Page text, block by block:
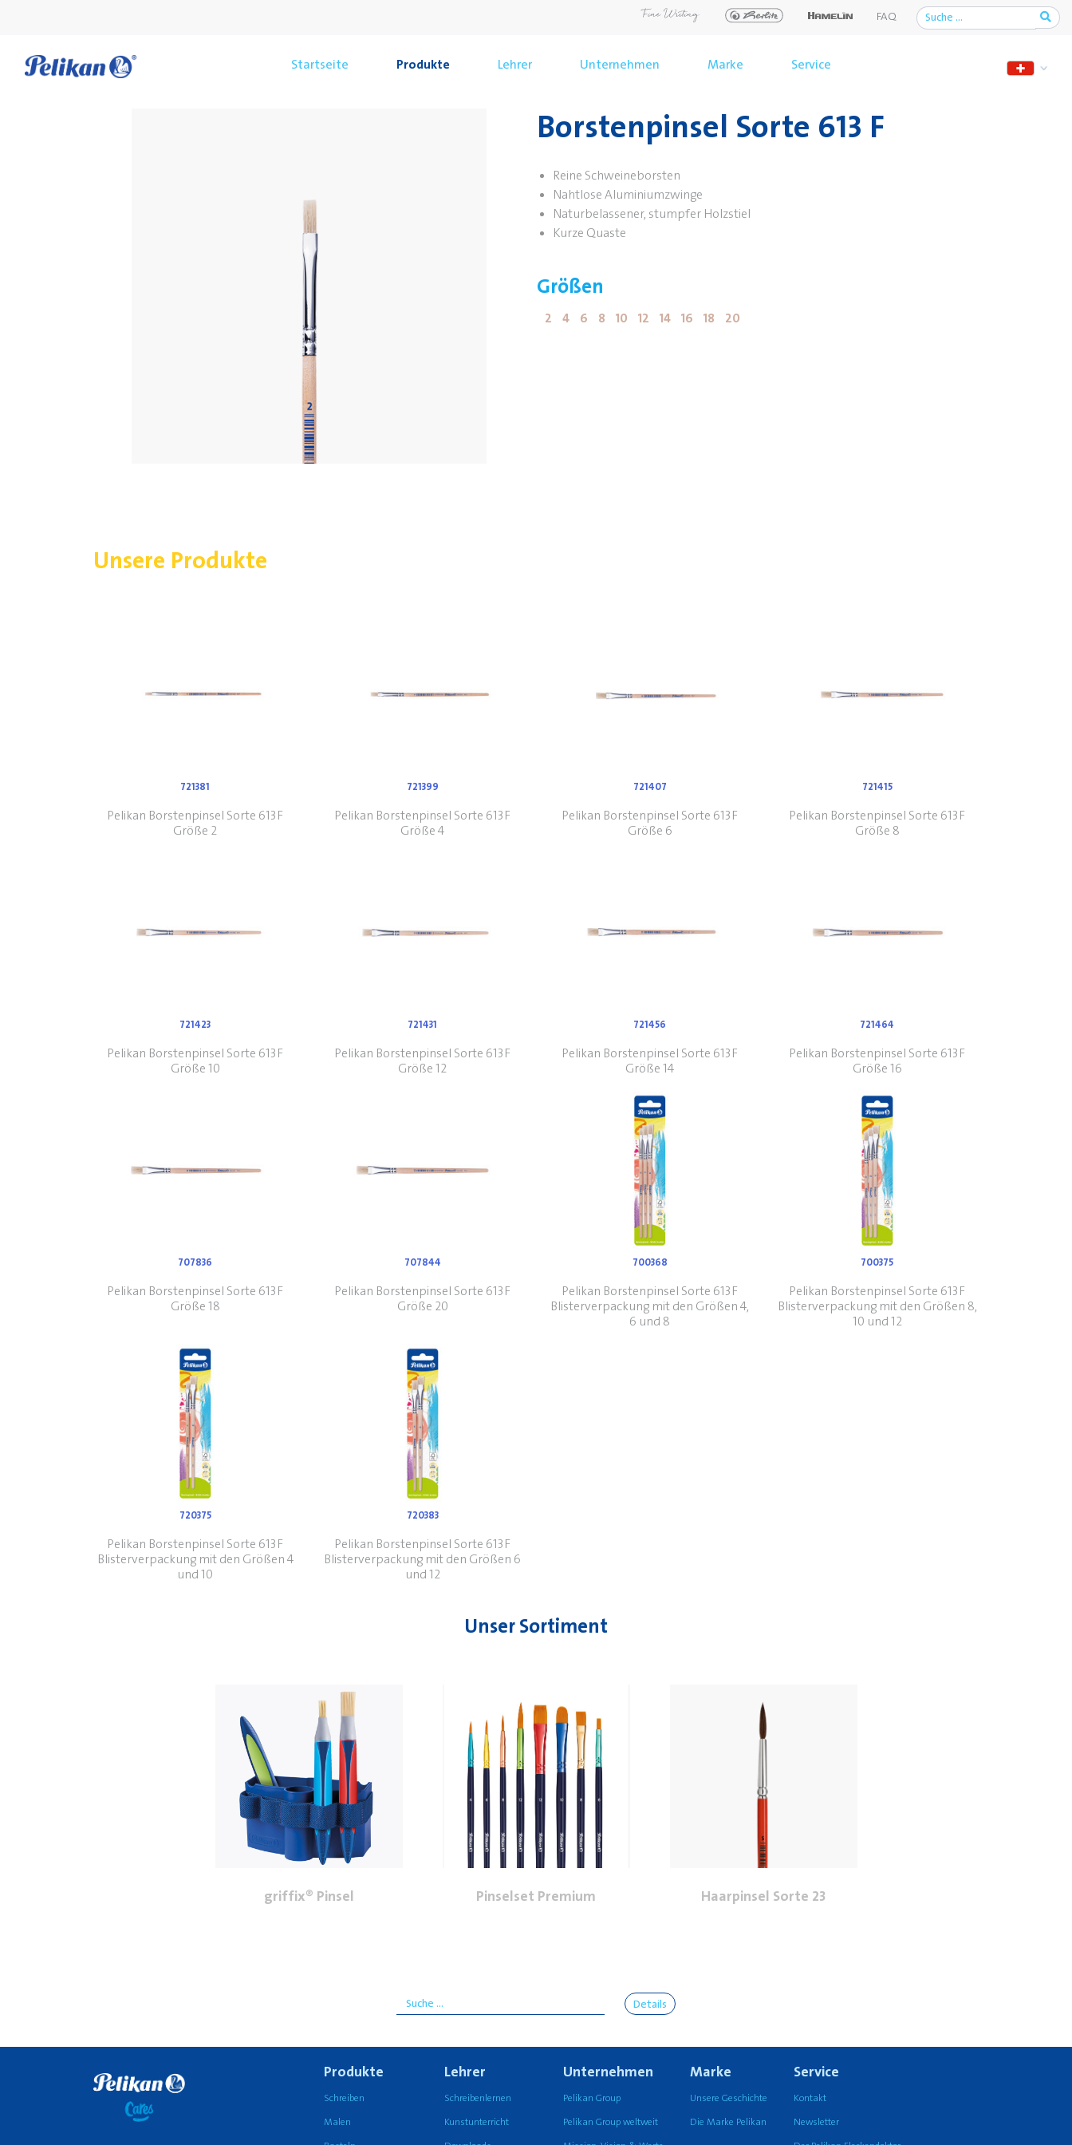
FAQ
Startseite Produkte Lehrer Unternehmen Marke Service
Borstenpinsel Sorte 613 F
Reine Schweineborsten
Nahtlose Aluminiumzwinge
Naturbelassener, stumpfer Holzstiel
Kurze Quaste
Größen
2 4 6 8 10 12 14 16 18 20
Unsere Produkte
721381
Pelikan Borstenpinsel Sorte 613F
Größe 2
721399
Pelikan Borstenpinsel Sorte 613F
Größe 4
721407
Pelikan Borstenpinsel Sorte 613F
Größe 6
721415
Pelikan Borstenpinsel Sorte 613F
Größe 8
721423
Pelikan Borstenpinsel Sorte 613F
Größe 10
721431
Pelikan Borstenpinsel Sorte 613F
Größe 12
721456
Pelikan Borstenpinsel Sorte 613F
Größe 14
721464
Pelikan Borstenpinsel Sorte 613F
Größe 16
707836
Pelikan Borstenpinsel Sorte 613F
Größe 18
707844
Pelikan Borstenpinsel Sorte 613F
Größe 20
700368
Pelikan Borstenpinsel Sorte 613F
Blisterverpackung mit den Größen 4,
6 und 8
700375
Pelikan Borstenpinsel Sorte 613F
Blisterverpackung mit den Größen 8,
10 und 12
720375
Pelikan Borstenpinsel Sorte 613F
Blisterverpackung mit den Größen 4
und 10
720383
Pelikan Borstenpinsel Sorte 613F
Blisterverpackung mit den Größen 6
und 12
Unser Sortiment
griffix® Pinsel Pinselset Premium Haarpinsel Sorte 23
Details
Produkte
Schreiben
Malen
Lehrer
Schreibenlernen
Kunstunterricht
Unternehmen
Pelikan Group
Pelikan Group weltweit
Marke
Unsere Geschichte
Die Marke Pelikan
Service
Kontakt
Newsletter